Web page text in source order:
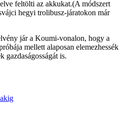
feltölti az akkukat.(A módszert
hegyi trolibusz-járatokon már
jár a Koumi-vonalon, hogy a
mellett alaposan elemezhessék
gazdaságosságát is.